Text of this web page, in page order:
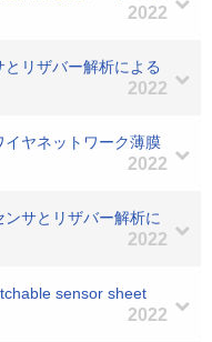
2022
リザバー解析による
2022
ヤネットワーク薄膜
2022
サとリザバー解析に
2022
sensor sheet
2022